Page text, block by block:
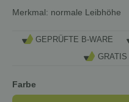
Merkmal: normale Leibhöhe
GEPRÜFTE B-WARE
Farbe